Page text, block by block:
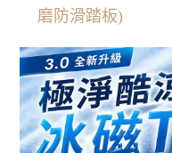
磨防滑踏板)